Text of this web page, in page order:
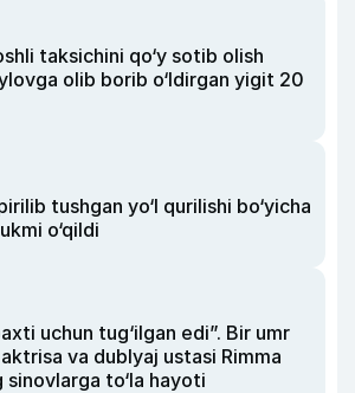
taksichini qo‘y sotib olish
olib borib o‘ldirgan yigit 20
tushgan yo‘l qurilishi bo‘yicha
o‘qildi
uchun tug‘ilgan edi”. Bir umr
va dublyaj ustasi Rimma
to‘la hayoti